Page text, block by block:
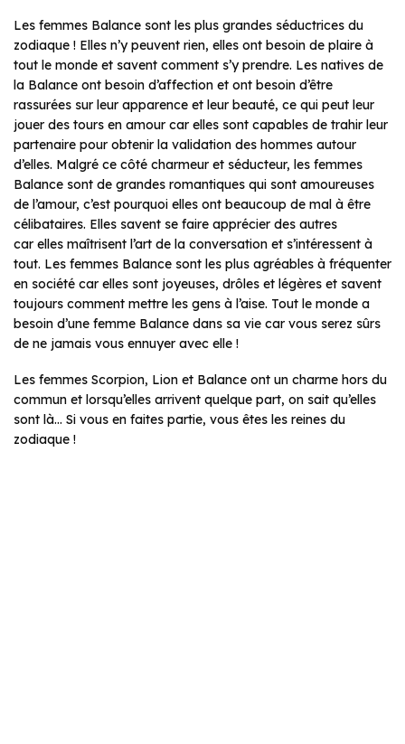
Les femmes Balance sont les plus grandes séductrices du
zodiaque ! Elles n’y peuvent rien, elles ont besoin de plaire à
tout le monde et savent comment s’y prendre. Les natives de
la Balance ont besoin d’affection et ont besoin d’être
rassurées sur leur apparence et leur beauté, ce qui peut leur
jouer des tours en amour car elles sont capables de trahir leur
partenaire pour obtenir la validation des hommes autour
d’elles. Malgré ce côté charmeur et séducteur, les femmes
Balance sont de grandes romantiques qui sont amoureuses
de l’amour, c’est pourquoi elles ont beaucoup de mal à être
célibataires. Elles savent se faire apprécier des autres
car elles maîtrisent l’art de la conversation et s’intéressent à
tout. Les femmes Balance sont les plus agréables à fréquenter
en société car elles sont joyeuses, drôles et légères et savent
toujours comment mettre les gens à l’aise. Tout le monde a
besoin d’une femme Balance dans sa vie car vous serez sûrs
de ne jamais vous ennuyer avec elle !
Les femmes Scorpion, Lion et Balance ont un charme hors du
commun et lorsqu’elles arrivent quelque part, on sait qu’elles
sont là… Si vous en faites partie, vous êtes les reines du
zodiaque !